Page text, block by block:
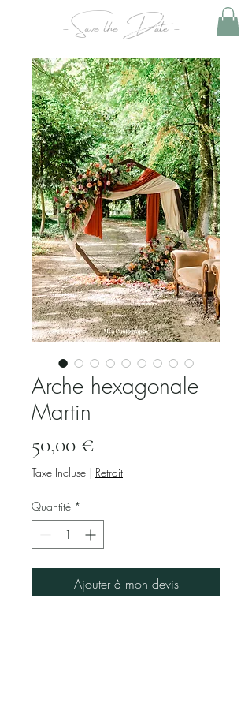
- Save the Date -
Arche hexagonale
Martin
50,00 €Prix
Taxe Incluse | Retrait
Quantité *
Ajouter à mon devis